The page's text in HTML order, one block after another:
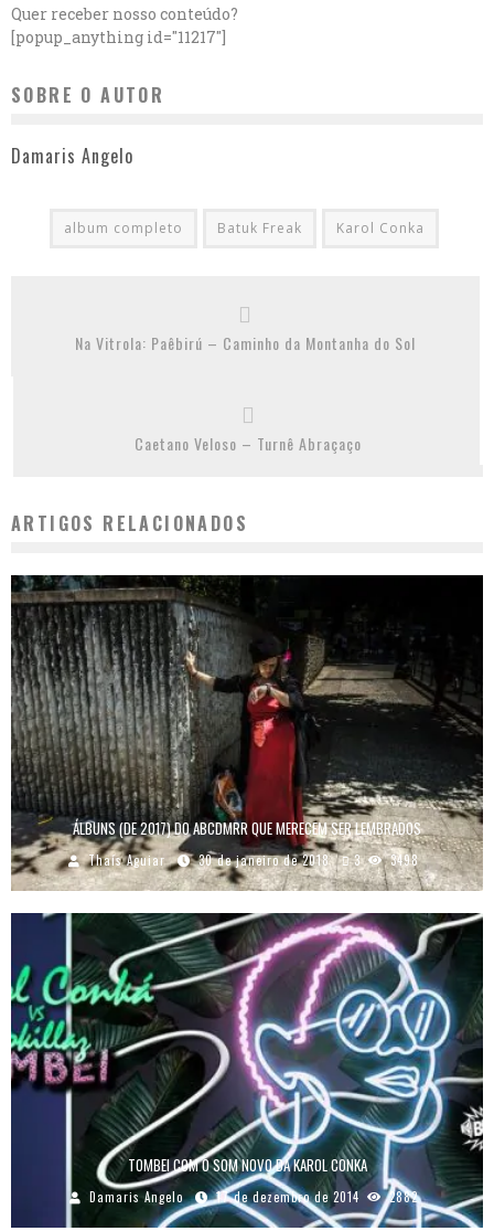
Quer receber nosso conteúdo?
[popup_anything id="11217"]
SOBRE O AUTOR
Damaris Angelo
album completo Batuk Freak Karol Conka
Na Vitrola: Paêbirú – Caminho da Montanha do Sol
Caetano Veloso – Turnê Abraçaço
ARTIGOS RELACIONADOS
ÁLBUNS (DE 2017) DO ABCDMRR QUE MERECEM SER LEMBRADOS
Thaís Aguiar 30 de janeiro de 2018 3 3498
TOMBEI COM O SOM NOVO DA KAROL CONKA
Damaris Angelo 17 de dezembro de 2014 2882